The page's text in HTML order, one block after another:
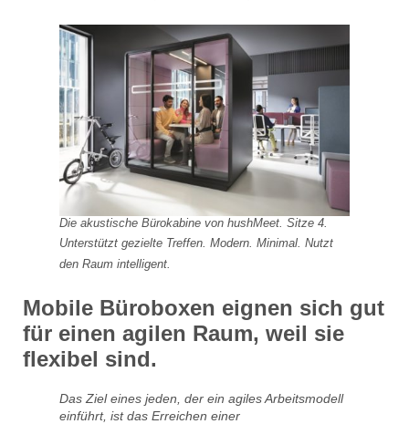
Die akustische Bürokabine von hushMeet. Sitze 4.
Unterstützt gezielte Treffen. Modern. Minimal. Nutzt
den Raum intelligent.
Mobile Büroboxen eignen sich gut
für einen agilen Raum, weil sie
flexibel sind.
Das Ziel eines jeden, der ein agiles Arbeitsmodell
einführt, ist das Erreichen einer